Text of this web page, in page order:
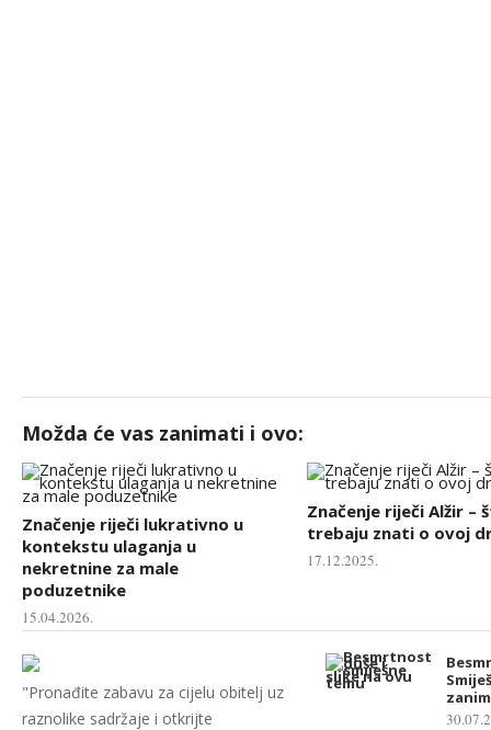
Možda će vas zanimati i ovo:
Značenje riječi lukrativno u
kontekstu ulaganja u
nekretnine za male
poduzetnike
15.04.2026.
Značenje riječi Alžir –
trebaju znati o ovoj
17.12.2025.
"Pronađite zabavu za cijelu obitelj uz
raznolike sadržaje i otkrijte